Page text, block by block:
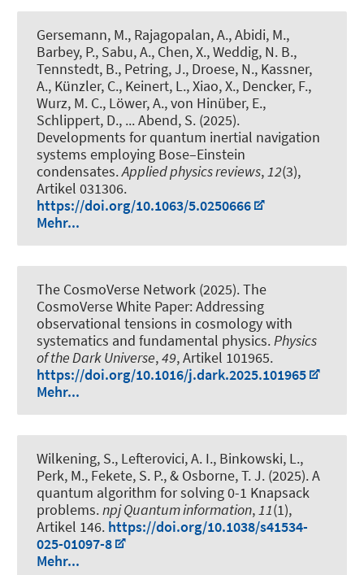
Gersemann, M., Rajagopalan, A., Abidi, M.,
Barbey, P., Sabu, A., Chen, X., Weddig, N. B.,
Tennstedt, B., Petring, J., Droese, N., Kassner,
A., Künzler, C., Keinert, L., Xiao, X., Dencker, F.,
Wurz, M. C., Löwer, A., von Hinüber, E.,
Schlippert, D., ... Abend, S. (2025).
Developments for quantum inertial navigation
systems employing Bose–Einstein
condensates.Applied physics reviews,12(3),
Artikel 031306.
https://doi.org/10.1063/5.0250666
Mehr...
The CosmoVerse Network (2025).The
CosmoVerse White Paper: Addressing
observational tensions in cosmology with
systematics and fundamental physics.Physics
of the Dark Universe,49, Artikel 101965.
https://doi.org/10.1016/j.dark.2025.101965
Mehr...
Wilkening, S., Lefterovici, A. I., Binkowski, L.,
Perk, M., Fekete, S. P., & Osborne, T. J. (2025).A
quantum algorithm for solving 0-1 Knapsack
problems.npj Quantum information,11(1),
Artikel 146. https://doi.org/10.1038/s41534-
025-01097-8
Mehr...